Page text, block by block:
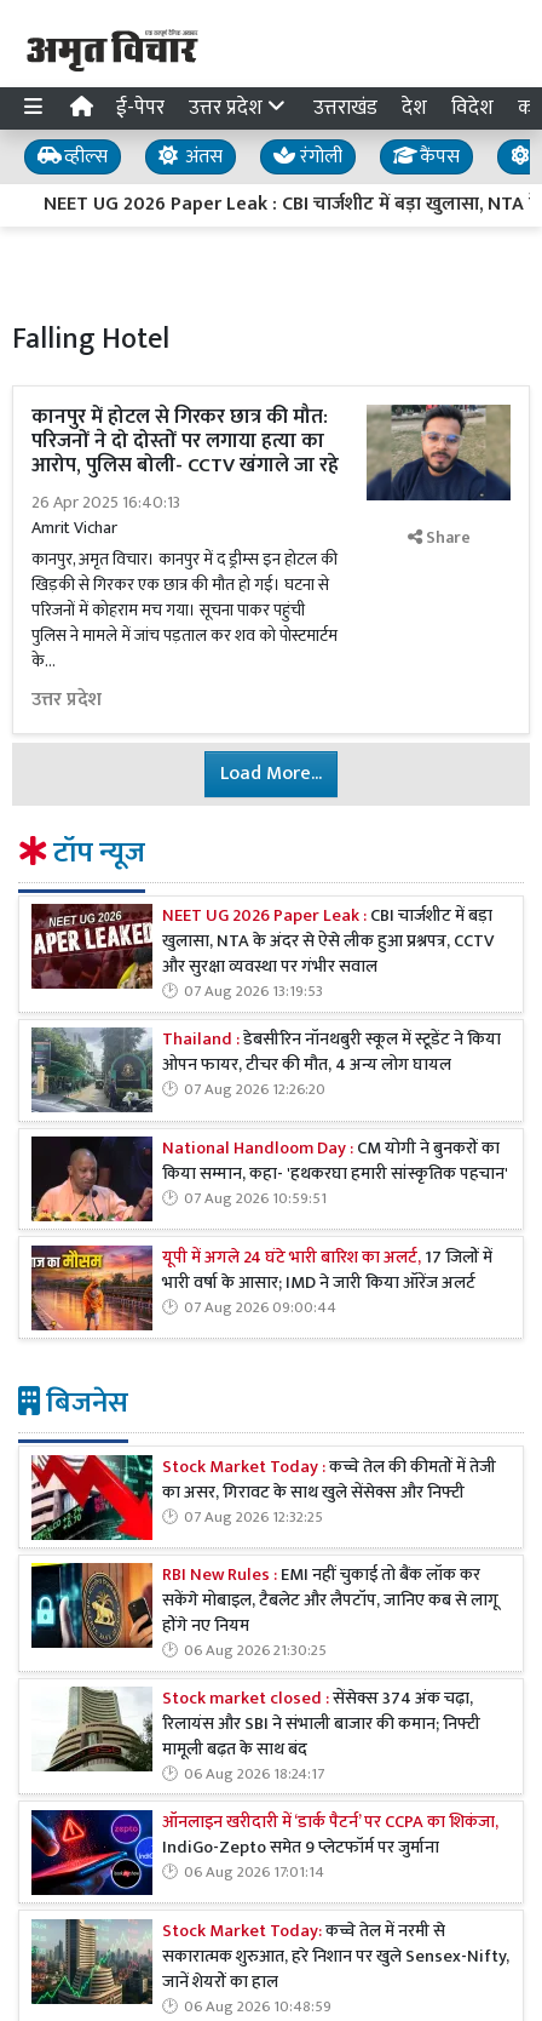
ई-पेपर उत्तर प्रदेश उत्तराखंड देश विदेश
व्हील्स अंतस रंगोली कैंपस
NEET UG 2026 Paper Leak : CBI चार्जशीट में बड़ा खुलासा, NTA
Falling Hotel
कानपुर में होटल से गिरकर छात्र की मौत:
परिजनों ने दो दोस्तों पर लगाया हत्या का
आरोप, पुलिस बोली- CCTV खंगाले जा रहे
26 Apr 2025 16:40:13
Amrit Vichar
कानपुर, अमृत विचार। कानपुर में द ड्रीम्स इन होटल की
खिड़की से गिरकर एक छात्र की मौत हो गई। घटना से
परिजनों में कोहराम मच गया। सूचना पाकर पहुंची
पुलिस ने मामले में जांच पड़ताल कर शव को पोस्टमार्टम
के...
उत्तर प्रदेश
Share
Load More...
टॉप न्यूज
NEET UG 2026 Paper Leak :CBI चार्जशीट में बड़ा
खुलासा, NTA के अंदर से ऐसे लीक हुआ प्रश्नपत्र, CCTV
और सुरक्षा व्यवस्था पर गंभीर सवाल
07 Aug 2026 13:19:53
Thailand :डेबसीरिन नॉनथबुरी स्कूल में स्टूडेंट ने किया
ओपन फायर, टीचर की मौत, 4 अन्य लोग घायल
07 Aug 2026 12:26:20
National Handloom Day :CM योगी ने बुनकरों का
किया सम्मान, कहा- 'हथकरघा हमारी सांस्कृतिक पहचान'
07 Aug 2026 10:59:51
यूपी में अगले 24 घंटे भारी बारिश का अलर्ट,17 जिलों में
भारी वर्षा के आसार; IMD ने जारी किया ऑरेंज अलर्ट
07 Aug 2026 09:00:44
बिजनेस
Stock Market Today :कच्चे तेल की कीमतों में तेजी
का असर, गिरावट के साथ खुले सेंसेक्स और निफ्टी
07 Aug 2026 12:32:25
RBI New Rules :EMI नहीं चुकाई तो बैंक लॉक कर
सकेंगे मोबाइल, टैबलेट और लैपटॉप, जानिए कब से लागू
होंगे नए नियम
06 Aug 2026 21:30:25
Stock market closed :सेंसेक्स 374 अंक चढ़ा,
रिलायंस और SBI ने संभाली बाजार की कमान; निफ्टी
मामूली बढ़त के साथ बंद
06 Aug 2026 18:24:17
ऑनलाइन खरीदारी में ‘डार्क पैटर्न’ पर CCPA का शिकंजा,
IndiGo-Zepto समेत 9 प्लेटफॉर्म पर जुर्माना
06 Aug 2026 17:01:14
Stock Market Today:कच्चे तेल में नरमी से
सकारात्मक शुरुआत, हरे निशान पर खुले Sensex-Nifty,
जानें शेयरों का हाल
06 Aug 2026 10:48:59